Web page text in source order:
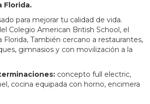
Florida.
para mejorar tu calidad de vida.
Colegio American British School, el
También cercano a restaurantes,
gimnasios y con movilización a la
concepto full electric,
cocina equipada con horno, encimera